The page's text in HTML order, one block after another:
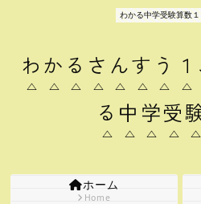
わかる中学受験算数１
わかるさんすう
る中学受
ホーム
Home